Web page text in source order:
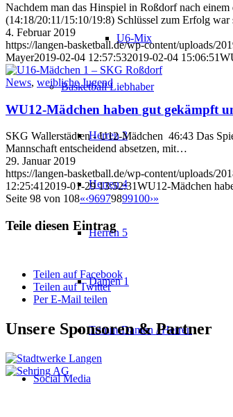
U6-Mix
Basketball Liebhaber
Herren 3
Herren 4
Herren 5
Damen 1
Trimm-Damen / Herren
Social Media
Nachdem man das Hinspiel in Roßdorf nach
(14:18/20:11/15:10/19:8) Schlüssel zum Erfolg
4. Februar 2019
https://langen-basketball.de/wp-content/uploads/
Mayer2019-02-04 12:57:532019-02-04 15:06:51
News, weibliche Jugend
WU12-Mädchen haben gut gekämpft
SKG Wallerstädten - U12-Mädchen 46:43 Das
Mannschaft entscheidend absetzen, mit…
29. Januar 2019
https://langen-basketball.de/wp-content/uploads/
12:25:41 2019-01-29 13:52:31WU12-Mädchen
Seite 98 von 108«‹96979899100›»
Teile diesen Eintrag
Teilen auf Facebook
Teilen auf Twitter
Per E-Mail teilen
Unsere Sponsoren & Partner